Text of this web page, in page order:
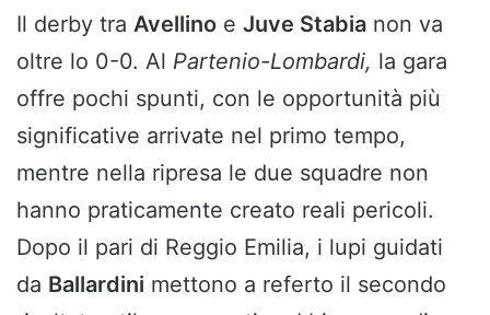
Il derby tra Avellino e Juve Stabia non va
oltre lo 0-0. Al Partenio-Lombardi, la gara
offre pochi spunti, con le opportunità più
significative arrivate nel primo tempo,
mentre nella ripresa le due squadre non
hanno praticamente creato reali pericoli.
Dopo il pari di Reggio Emilia, i lupi guidati
da Ballardini mettono a referto il secondo